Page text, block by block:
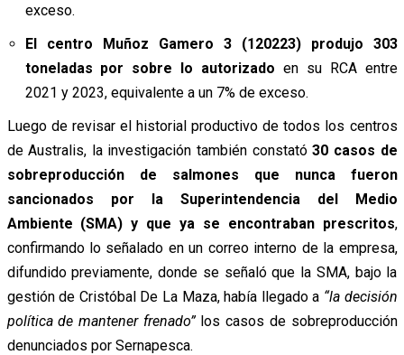
exceso.
El centro Muñoz Gamero 3 (120223) produjo
303
toneladas por sobre lo autorizado en su RCA entre
2021 y 2023, equivalente a un 7% de exceso.
Luego de revisar el historial productivo de todos los centros
de Australis, la investigación también constató30 casos de
sobreproducción de salmones que nunca fueron
sancionados por la Superintendencia del Medio
Ambiente (SMA) y que ya se encontraban prescritos,
confirmando lo señalado en un correo interno de la empresa,
difundido previamente, donde se señaló que la SMA, bajo la
gestión de Cristóbal De La Maza, había llegado a “la decisión
política de mantener frenado”los casos de sobreproducción
denunciados por Sernapesca.